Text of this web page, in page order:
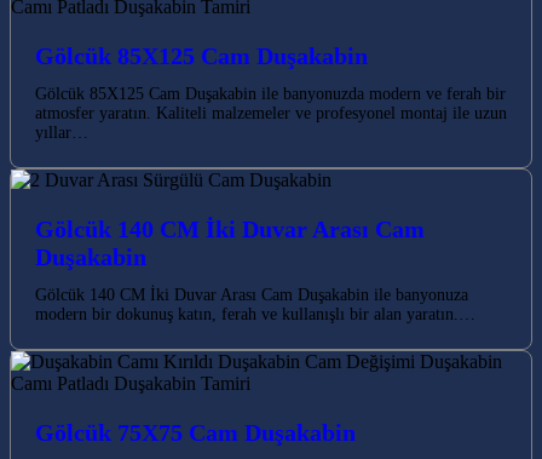
Gölcük 85X125 Cam Duşakabin
Gölcük 85X125 Cam Duşakabin ile banyonuzda modern ve ferah bir
atmosfer yaratın. Kaliteli malzemeler ve profesyonel montaj ile uzun
yıllar…
Gölcük 140 CM İki Duvar Arası Cam
Duşakabin
Gölcük 140 CM İki Duvar Arası Cam Duşakabin ile banyonuza
modern bir dokunuş katın, ferah ve kullanışlı bir alan yaratın.…
Gölcük 75X75 Cam Duşakabin